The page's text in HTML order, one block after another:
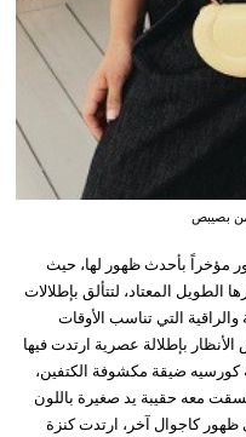
بصيبص
مؤخراً بأحدث ظهور لها، حيث
المعتاد، لتتألق بإطلالات
التي تناسب الأوقات
بإطلالة عصرية ارتدت فيها
ضيقة مكشوفة الكتفين،
معه حقيبة يد صغيرة باللون
كاجوال آخر، ارتدت كنزة